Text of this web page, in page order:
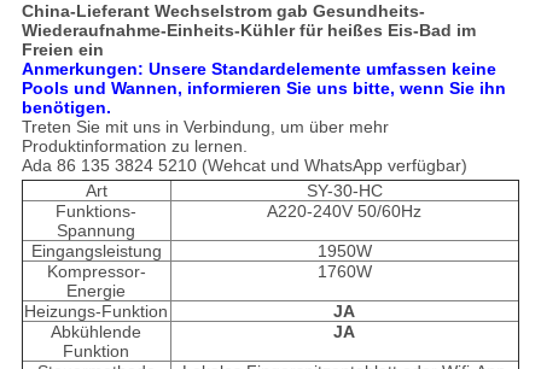
China-Lieferant Wechselstrom gab Gesundheits-
Wiederaufnahme-Einheits-Kühler für heißes Eis-Bad im
Freien ein
Anmerkungen: Unsere Standardelemente umfassen keine
Pools und Wannen, informieren Sie uns bitte, wenn Sie ihn
benötigen.
Treten Sie mit uns in Verbindung, um über mehr
Produktinformation zu lernen.
Ada 86 135 3824 5210 (Wehcat und WhatsApp verfügbar)
Art
SY-30-HC
Funktions-
Spannung
A220-240V 50/60Hz
Eingangsleistung
1950W
Kompressor-
Energie
1760W
Heizungs-Funktion
JA
Abkühlende
Funktion
JA